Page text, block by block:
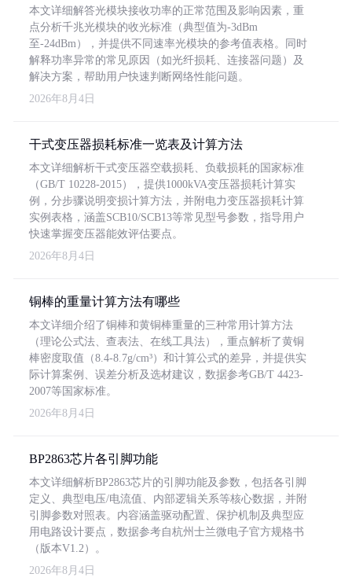
本文详细解答光模块接收功率的正常范围及影响因素，重
点分析千兆光模块的收光标准（典型值为-3dBm
至-24dBm），并提供不同速率光模块的参考值表格。同时
解释功率异常的常见原因（如光纤损耗、连接器问题）及
解决方案，帮助用户快速判断网络性能问题。
2026年8月4日
干式变压器损耗标准一览表及计算方法
本文详细解析干式变压器空载损耗、负载损耗的国家标准
（GB/T 10228-2015），提供1000kVA变压器损耗计算实
例，分步骤说明变损计算方法，并附电力变压器损耗计算
实例表格，涵盖SCB10/SCB13等常见型号参数，指导用户
快速掌握变压器能效评估要点。
2026年8月4日
铜棒的重量计算方法有哪些
本文详细介绍了铜棒和黄铜棒重量的三种常用计算方法
（理论公式法、查表法、在线工具法），重点解析了黄铜
棒密度取值（8.4-8.7g/cm³）和计算公式的差异，并提供实
际计算案例、误差分析及选材建议，数据参考GB/T 4423-
2007等国家标准。
2026年8月4日
BP2863芯片各引脚功能
本文详细解析BP2863芯片的引脚功能及参数，包括各引脚
定义、典型电压/电流值、内部逻辑关系等核心数据，并附
引脚参数对照表。内容涵盖驱动配置、保护机制及典型应
用电路设计要点，数据参考自杭州士兰微电子官方规格书
（版本V1.2）。
2026年8月4日